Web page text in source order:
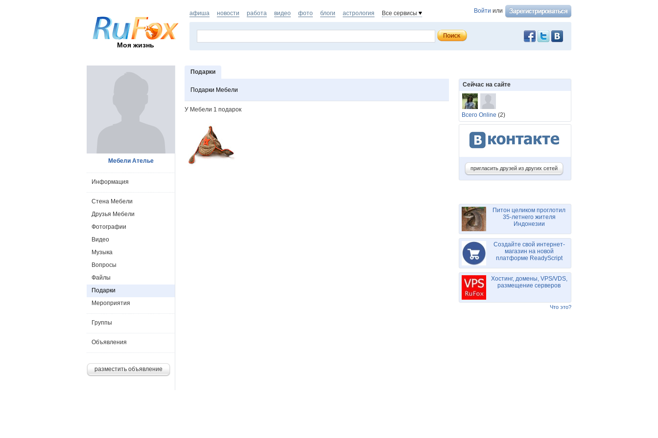
Моя жизнь
Войти или
афиша новости работа видео фото блоги астрология Все сервисы
Подарки
Подарки Мебели
У Мебели 1 подарок
Мебели Ателье
Информация
Стена Мебели
Друзья Мебели
Фотографии
Видео
Музыка
Вопросы
Файлы
Подарки
Мероприятия
Группы
Объявления
разместить объявление
Сейчас на сайте
Всего Online (2)
пригласить друзей из других сетей
Питон целиком проглотил
35-летнего жителя
Индонезии
Создайте свой интернет-
магазин на новой
платформе ReadyScript
Хостинг, домены, VPS/VDS,
размещение серверов
Что это?